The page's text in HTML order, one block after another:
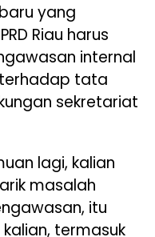
yang
Riau harus
internal
tata
sekretariat
lagi, kalian
masalah
itu
termasuk